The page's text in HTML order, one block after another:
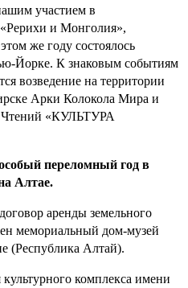
участием в
и Монголия»,
же году состоялось
Йорке. К знаковым событиям
возведение на территории
Арки Колокола Мира и
Чтений «КУЛЬТУРА
переломный год в
Алтае.
аренды земельного
мемориальный дом-музей
(Республика Алтай).
комплекса имени